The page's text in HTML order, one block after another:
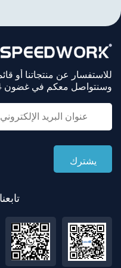
للاستفسار عن منتجاتنا أو
وسنتواصل معكم في غضون 24 ساعة.
تابعنا